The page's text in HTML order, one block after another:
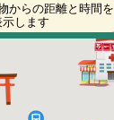
からの距離と時間を
示します